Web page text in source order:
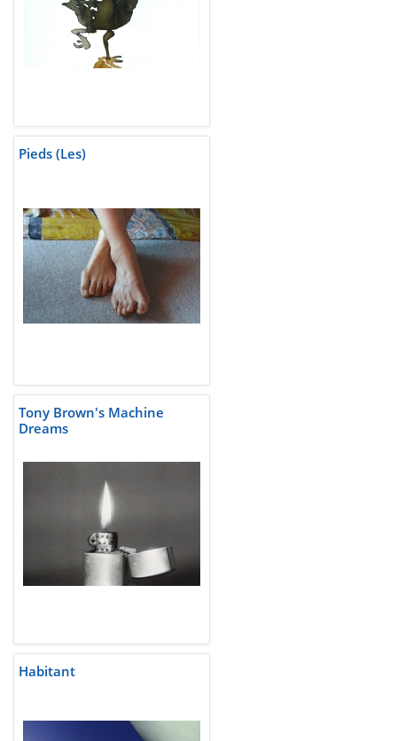
Pieds (Les)
Tony Brown's Machine
Dreams
Habitant